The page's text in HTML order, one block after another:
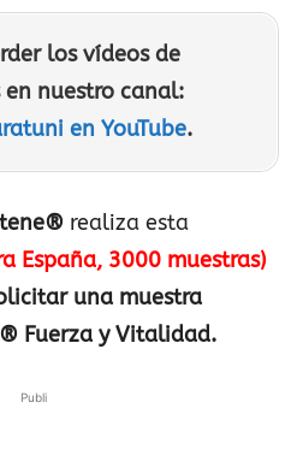
los vídeos de
en nuestro canal:
en YouTube.
realiza esta
España, 3000 muestras)
una muestra
Fuerza y Vitalidad.
Publi